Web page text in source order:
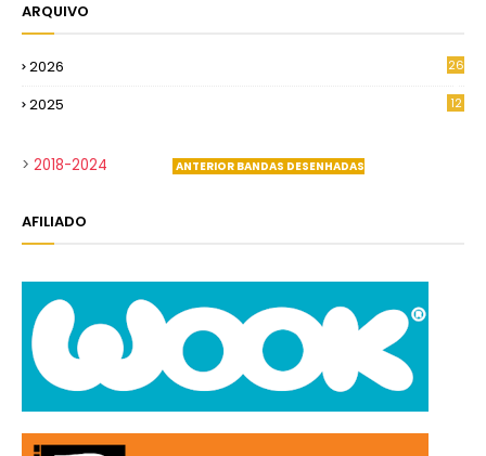
ARQUIVO
2026
26
2025
12
> 2018-2024 ANTERIOR BANDAS DESENHADAS
AFILIADO